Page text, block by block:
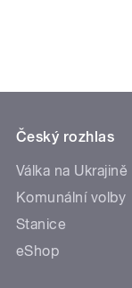
Český rozhlas
Válka na Ukrajině
Komunální volby
Stanice
eShop